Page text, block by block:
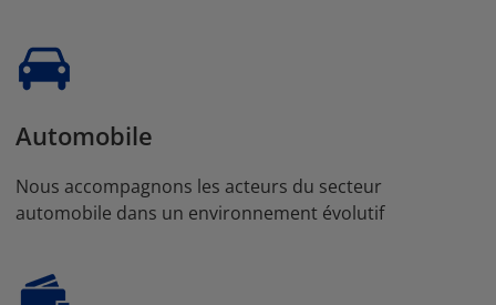
Automobile
Nous accompagnons les acteurs du secteur
automobile dans un environnement évolutif